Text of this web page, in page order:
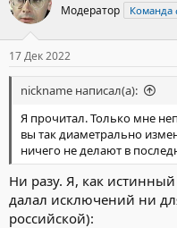
Модератор Команда
17 Дек 2022
nickname написал(а):
Я прочитал. Только мне
вы так диаметрально
ничего не делают в
Ни разу. Я, как
далал исключений ни
российской):